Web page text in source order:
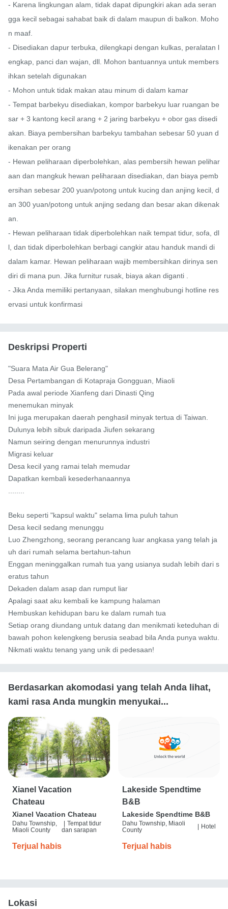
- Karena lingkungan alam, tidak dapat dipungkiri akan ada seran
gga kecil sebagai sahabat baik di dalam maupun di balkon. Moho
n maaf.
- Disediakan dapur terbuka, dilengkapi dengan kulkas, peralatan l
engkap, panci dan wajan, dll. Mohon bantuannya untuk members
ihkan setelah digunakan
- Mohon untuk tidak makan atau minum di dalam kamar
- Tempat barbekyu disediakan, kompor barbekyu luar ruangan be
sar + 3 kantong kecil arang + 2 jaring barbekyu + obor gas disedi
akan. Biaya pembersihan barbekyu tambahan sebesar 50 yuan d
ikenakan per orang
- Hewan peliharaan diperbolehkan, alas pembersih hewan pelihar
aan dan mangkuk hewan peliharaan disediakan, dan biaya pemb
ersihan sebesar 200 yuan/potong untuk kucing dan anjing kecil, d
an 300 yuan/potong untuk anjing sedang dan besar akan dikenak
an.
- Hewan peliharaan tidak diperbolehkan naik tempat tidur, sofa, dl
l, dan tidak diperbolehkan berbagi cangkir atau handuk mandi di
dalam kamar. Hewan peliharaan wajib membersihkan dirinya sen
diri di mana pun. Jika furnitur rusak, biaya akan diganti .
- Jika Anda memiliki pertanyaan, silakan menghubungi hotline res
ervasi untuk konfirmasi
Deskripsi Properti
"Suara Mata Air Gua Belerang"
Desa Pertambangan di Kotapraja Gongguan, Miaoli
Pada awal periode Xianfeng dari Dinasti Qing
menemukan minyak
Ini juga merupakan daerah penghasil minyak tertua di Taiwan.
Dulunya lebih sibuk daripada Jiufen sekarang
Namun seiring dengan menurunnya industri
Migrasi keluar
Desa kecil yang ramai telah memudar
Dapatkan kembali kesederhanaannya
Beku seperti "kapsul waktu" selama lima puluh tahun
Desa kecil sedang menunggu
Luo Zhengzhong, seorang perancang luar angkasa yang telah ja
uh dari rumah selama bertahun-tahun
Enggan meninggalkan rumah tua yang usianya sudah lebih dari s
eratus tahun
Dekaden dalam asap dan rumput liar
Apalagi saat aku kembali ke kampung halaman
Hembuskan kehidupan baru ke dalam rumah tua
Setiap orang diundang untuk datang dan menikmati keteduhan di
bawah pohon kelengkeng berusia seabad bila Anda punya waktu.
Nikmati waktu tenang yang unik di pedesaan!
Berdasarkan akomodasi yang telah Anda lihat,
kami rasa Anda mungkin menyukai...
Xianel Vacation
Chateau
Xianel Vacation Chateau
Dahu Township,
Miaoli County
| Tempat tidur
dan sarapan
Terjual habis
Lakeside Spendtime
B&B
Lakeside Spendtime B&B
Dahu Township, Miaoli
County
Hotel
Terjual habis
Lokasi